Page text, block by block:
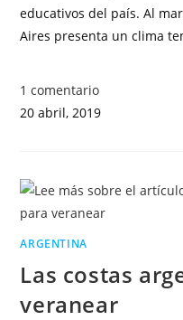
educativos del país. Al
Aires presenta un clima
1 comentario
20 abril, 2019
ARGENTINA
Las costas
veranear